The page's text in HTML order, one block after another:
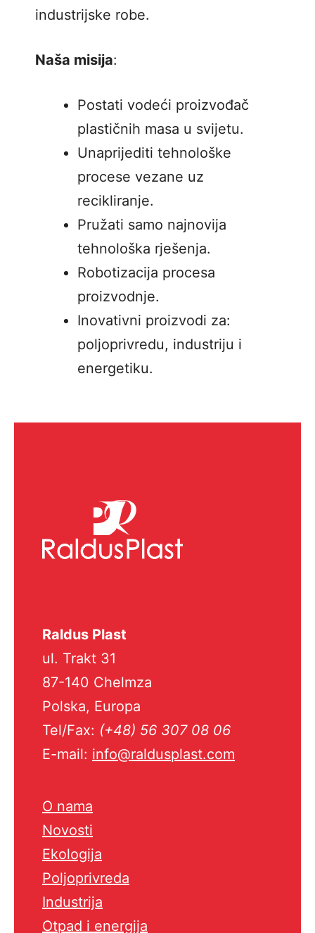
industrijske robe.
Naša misija:
Postati vodeći proizvođač
plastičnih masa u svijetu.
Unaprijediti tehnološke
procese vezane uz
recikliranje.
Pružati samo najnovija
tehnološka rješenja.
Robotizacija procesa
proizvodnje.
Inovativni proizvodi za:
poljoprivredu, industriju i
energetiku.
Raldus Plast
ul. Trakt 31
87-140 Chelmza
Polska, Europa
Tel/Fax: (+48) 56 307 08 06
E-mail: info@raldusplast.com
O nama
Novosti
Ekologija
Poljoprivreda
Industrija
Otpad i energija